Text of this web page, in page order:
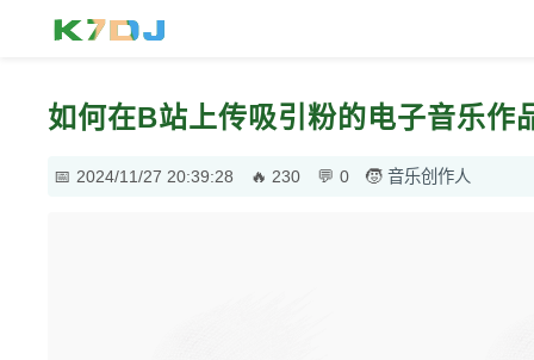
如何在B站上传吸引粉的电子音乐作
2024/11/27 20:39:28 230 0 音乐创作人